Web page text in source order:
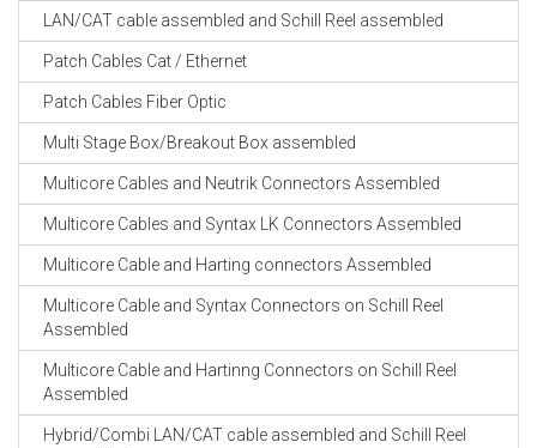
LAN/CAT cable assembled and Schill Reel assembled
Patch Cables Cat / Ethernet
Patch Cables Fiber Optic
Multi Stage Box/Breakout Box assembled
Multicore Cables and Neutrik Connectors Assembled
Multicore Cables and Syntax LK Connectors Assembled
Multicore Cable and Harting connectors Assembled
Multicore Cable and Syntax Connectors on Schill Reel
Assembled
Multicore Cable and Hartinng Connectors on Schill Reel
Assembled
Hybrid/Combi LAN/CAT cable assembled and Schill Reel